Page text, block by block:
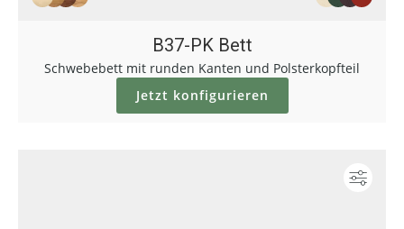
B37-PK Bett
Schwebebett mit runden Kanten und Polsterkopfteil
Jetzt konfigurieren